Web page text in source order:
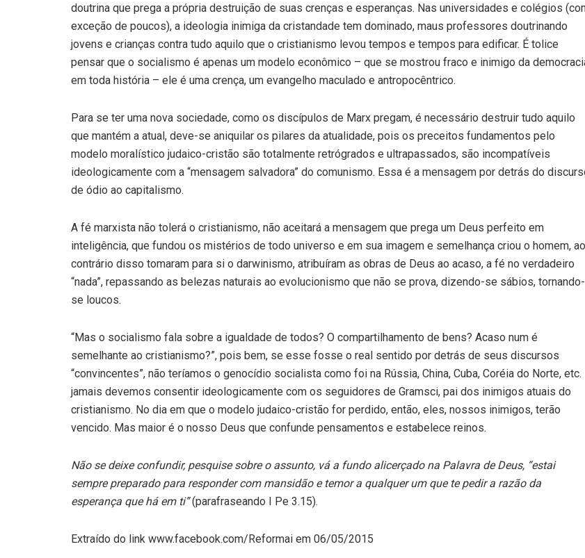
doutrina que prega a própria destruição de suas crenças e esperanças. Nas universidades e colégios
exceção de poucos), a ideologia inimiga da cristandade tem dominado, maus professores doutrinando
jovens e crianças contra tudo aquilo que o cristianismo levou tempos e tempos para edificar. É tolice
pensar que o socialismo é apenas um modelo econômico – que se mostrou fraco e inimigo da
em toda história – ele é uma crença, um evangelho maculado e antropocêntrico.
Para se ter uma nova sociedade, como os discípulos de Marx pregam, é necessário destruir tudo aquilo
que mantém a atual, deve-se aniquilar os pilares da atualidade, pois os preceitos fundamentos pelo
modelo moralístico judaico-cristão são totalmente retrógrados e ultrapassados, são incompatíveis
ideologicamente com a “mensagem salvadora” do comunismo. Essa é a mensagem por detrás do
de ódio ao capitalismo.
A fé marxista não tolerá o cristianismo, não aceitará a mensagem que prega um Deus perfeito em
inteligência, que fundou os mistérios de todo universo e em sua imagem e semelhança criou o homem, ao
contrário disso tomaram para si o darwinismo, atribuíram as obras de Deus ao acaso, a fé no verdadeiro
“nada”, repassando as belezas naturais ao evolucionismo que não se prova, dizendo-se sábios, tornando-
se loucos.
“Mas o socialismo fala sobre a igualdade de todos? O compartilhamento de bens? Acaso num é
semelhante ao cristianismo?”, pois bem, se esse fosse o real sentido por detrás de seus discursos
“convincentes”, não teríamos o genocídio socialista como foi na Rússia, China, Cuba, Coréia do Norte, etc.
jamais devemos consentir ideologicamente com os seguidores de Gramsci, pai dos inimigos atuais do
cristianismo. No dia em que o modelo judaico-cristão for perdido, então, eles, nossos inimigos, terão
vencido. Mas maior é o nosso Deus que confunde pensamentos e estabelece reinos.
Não se deixe confundir, pesquise sobre o assunto, vá a fundo alicerçado na Palavra de Deus, “estai
sempre preparado para responder com mansidão e temor a qualquer um que te pedir a razão da
esperança que há em ti”(parafraseando I Pe 3.15).
Extraído do link www.facebook.com/Reformai em 06/05/2015